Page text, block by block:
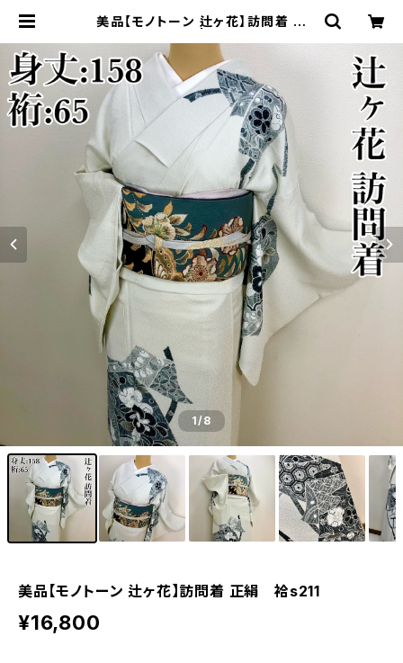
美品【モノトーン 辻ヶ花】訪問着 正
1/8
美品【モノトーン 辻ヶ花】訪問着 正絹 袷s211
¥16,800